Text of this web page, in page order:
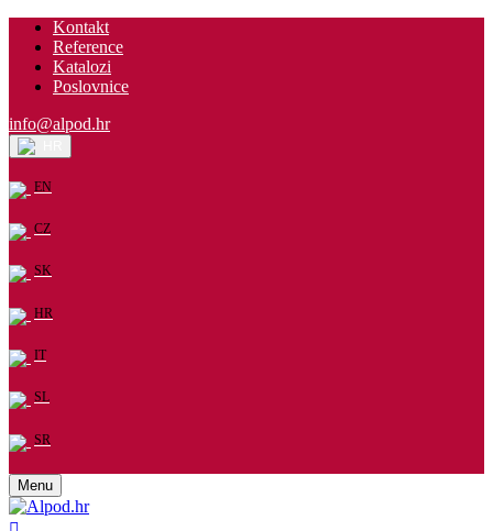
Kontakt
Reference
Katalozi
Poslovnice
info@alpod.hr
EN
CZ
SK
HR
IT
SL
SR
Menu